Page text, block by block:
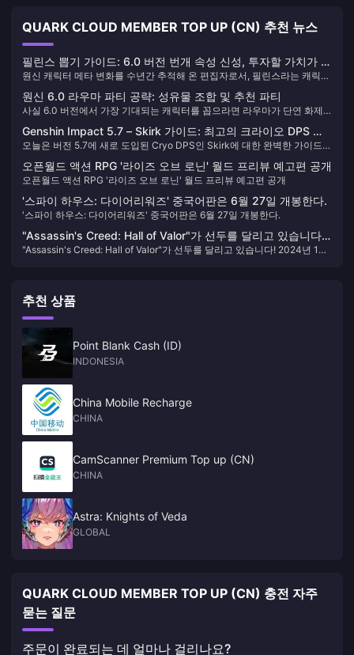
QUARK CLOUD MEMBER TOP UP (CN) 추천 뉴스
필린스 뽑기 가이드: 6.0 버전 번개 속성 신성, 투자할 가치가 있
을까?
원신 캐릭터 메타 변화를 수년간 추적해 온 편집자로서, 필린스라는 캐릭터
니었습니다. 사실, 처음 스킬 설명을 봤을 때는 좀 혼란스러웠습니다. 하지
만 깊이 연구해 보니, 이것은 미호요가 6.0 버전에서 둔 큰 한 수일 수도 있
다는 것을 알게 되었습니다.
원신 6.0 라우마 파티 공략: 성유물 조합 및 추천 파티
사실 6.0 버전에서 가장 기대되는 캐릭터를 꼽으라면 라우마가 단연 화제
만 아니라 전용 성유물 "달을 잣는 밤의 노래"와 무기 "밤을 잣는 천경"을 가
져왔습니다. 솔직히 미호요의 이번 디자인은 꽤 흥미롭습니다. 제가 이 기
간 동안 심층 테스트를 해본 결과, 라우마의 최적의 플레이 방식은 나히다
와 팀을 이루어 원소 마스터리를 800 이상으로 올리는 것입니다. 그러면 출
력 효과가 정말 비약적으로 상승합니다.
Genshin Impact 5.7 – Skirk 가이드: 최고의 크라이오 DPS 빌
드, 무기, 별자리, 팀 구성 및 로테이션
오늘은 버전 5.7에 새로 도입된 Cryo DPS인 Skirk에 대한 완벽한 가이드를
오픈월드 액션 RPG '라이즈 오브 로닌' 월드 프리뷰 예고편 공개
오픈월드 액션 RPG '라이즈 오브 로닌' 월드 프리뷰 예고편 공개
'스파이 하우스: 다이어리워즈' 중국어판은 6월 27일 개봉한다.
'스파이 하우스: 다이어리워즈' 중국어판은 6월 27일 개봉한다.
"Assassin's Creed: Hall of Valor"가 선두를 달리고 있습니다!
2024년 1월에 새로운 XGP/PGP 게임 발표
"Assassin's Creed: Hall of Valor"가 선두를 달리고 있습니다! 2024년 1월
추천 상품
Point Blank Cash (ID)
INDONESIA
China Mobile Recharge
CHINA
CamScanner Premium Top up (CN)
CHINA
Astra: Knights of Veda
GLOBAL
QUARK CLOUD MEMBER TOP UP (CN) 충전 자주
묻는 질문
주문이 완료되는 데 얼마나 걸리나요?